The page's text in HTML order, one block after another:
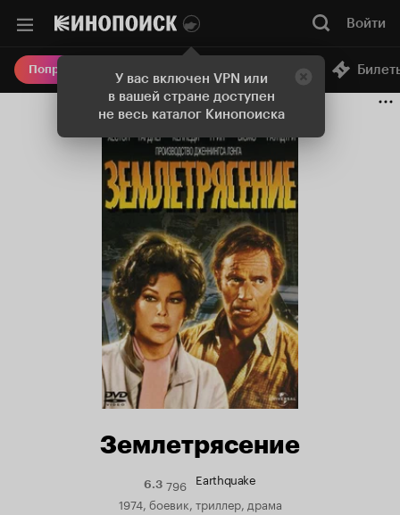
У вас включен VPN или
в вашей стране доступен
не весь каталог Кинопоиска
Войти
Попробовать Плюс Онлайн-кинотеатр
Землетрясение
6.3Рейтинг
Кинопоиска
796 Earthquake
1974, боевик, триллер, драма